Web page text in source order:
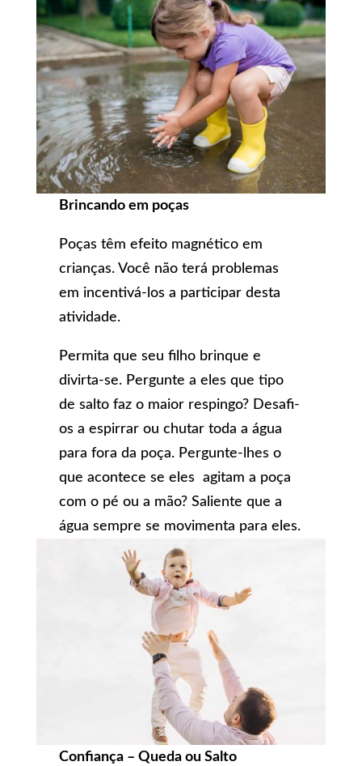
Brincando em poças
Poças têm efeito magnético em
crianças. Você não terá problemas
em incentivá-los a participar desta
atividade.
Permita que seu filho brinque e
divirta-se. Pergunte a eles que tipo
de salto faz o maior respingo? Desafi-
os a espirrar ou chutar toda a água
para fora da poça. Pergunte-lhes o
que acontece se eles agitam a poça
com o pé ou a mão? Saliente que a
água sempre se movimenta para eles.
Confiança – Queda ou Salto